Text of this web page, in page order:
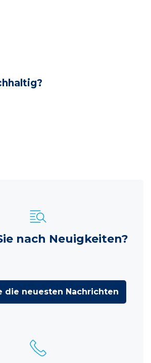
nach Neuigkeiten?
die neuesten Nachrichten